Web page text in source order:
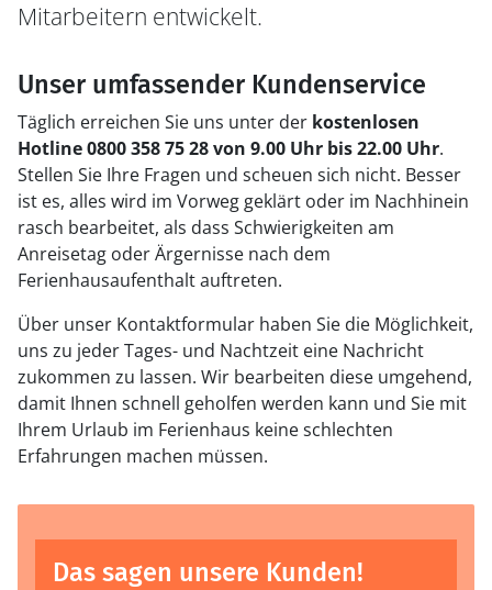
Mitarbeitern entwickelt.
Unser umfassender Kundenservice
Täglich erreichen Sie uns unter der kostenlosen
Hotline 0800 358 75 28 von 9.00 Uhr bis 22.00 Uhr.
Stellen Sie Ihre Fragen und scheuen sich nicht. Besser
ist es, alles wird im Vorweg geklärt oder im Nachhinein
rasch bearbeitet, als dass Schwierigkeiten am
Anreisetag oder Ärgernisse nach dem
Ferienhausaufenthalt auftreten.
Über unser Kontaktformular haben Sie die Möglichkeit,
uns zu jeder Tages- und Nachtzeit eine Nachricht
zukommen zu lassen. Wir bearbeiten diese umgehend,
damit Ihnen schnell geholfen werden kann und Sie mit
Ihrem Urlaub im Ferienhaus keine schlechten
Erfahrungen machen müssen.
Das sagen unsere Kunden!